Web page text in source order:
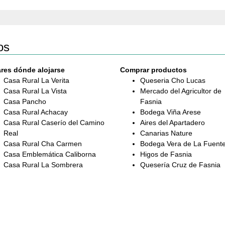
dónde alojarse
Casa Rural La Verita
Casa Rural La Vista
Casa Pancho
Casa Rural Achacay
Casa Rural Caserío del Camino
Real
Casa Rural Cha Carmen
Casa Emblemática Caliborna
Casa Rural La Sombrera
Comprar productos
Queseria Cho Lucas
Mercado del Agricultor de
Fasnia
Bodega Viña Arese
Aires del Apartadero
Canarias Nature
Bodega Vera de La
Higos de Fasnia
Quesería Cruz de Fasnia